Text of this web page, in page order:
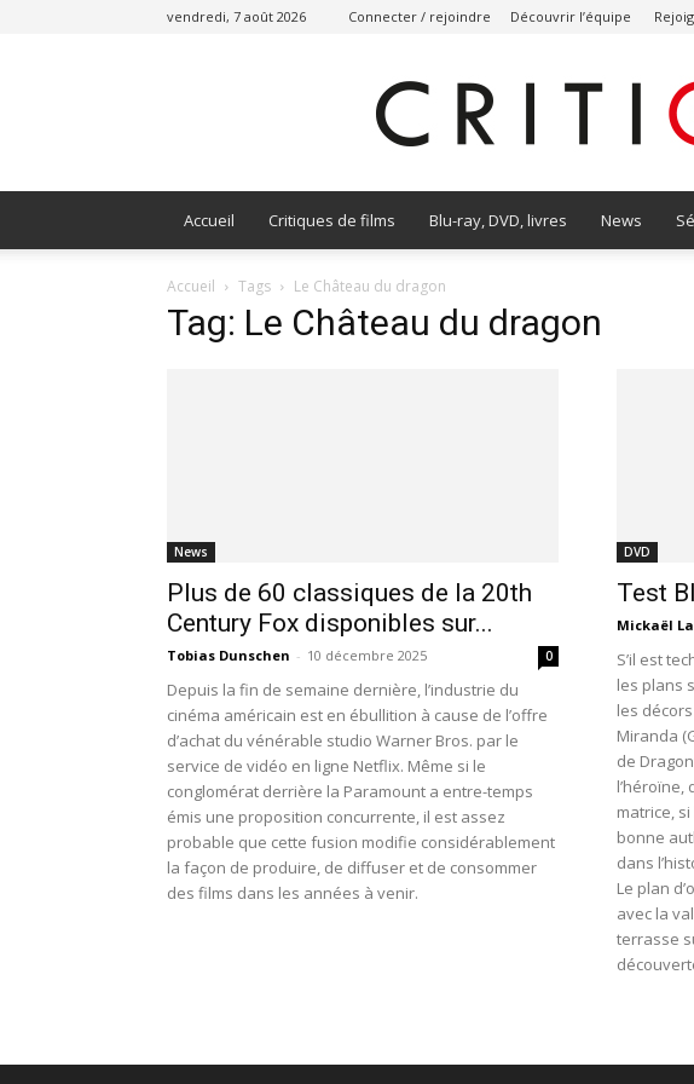
vendredi, 7 août 2026 Connecter / rejoindre Découvrir l’équipe
Accueil Critiques de films Blu-ray, DVD, livres News
Accueil Tags Le Château du dragon
Tag: Le Château du dragon
News
Plus de 60 classiques de la 20th
Century Fox disponibles sur...
Tobias Dunschen - 10 décembre 2025 0
Depuis la fin de semaine dernière, l’industrie du
cinéma américain est en ébullition à cause de l’offre
d’achat du vénérable studio Warner Bros. par le
service de vidéo en ligne Netflix. Même si le
conglomérat derrière la Paramount a entre-temps
émis une proposition concurrente, il est assez
probable que cette fusion modifie considérablement
la façon de produire, de diffuser et de consommer
des films dans les années à venir.
DVD
Test
Mickaël
S’il est
les plans
les
Miranda
de
matrice,
bonne
dans
Le plan
avec la
terrasse